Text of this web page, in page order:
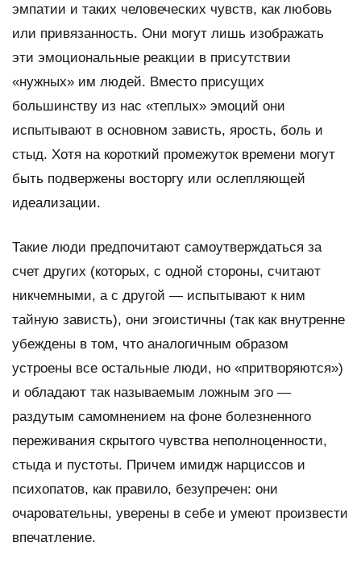
эмпатии и таких человеческих чувств, как любовь
или привязанность. Они могут лишь изображать
эти эмоциональные реакции в присутствии
«нужных» им людей. Вместо присущих
большинству из нас «теплых» эмоций они
испытывают в основном зависть, ярость, боль и
стыд. Хотя на короткий промежуток времени могут
быть подвержены восторгу или ослепляющей
идеализации.
Такие люди предпочитают самоутверждаться за
счет других (которых, с одной стороны, считают
никчемными, а с другой — испытывают к ним
тайную зависть), они эгоистичны (так как внутренне
убеждены в том, что аналогичным образом
устроены все остальные люди, но «притворяются»)
и обладают так называемым ложным эго —
раздутым самомнением на фоне болезненного
переживания скрытого чувства неполноценности,
стыда и пустоты. Причем имидж нарциссов и
психопатов, как правило, безупречен: они
очаровательны, уверены в себе и умеют произвести
впечатление.